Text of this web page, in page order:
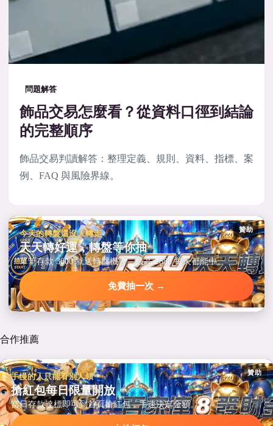
問題解答
飾品交易怎麼看？從資料口徑到結論
的完整順序
飾品交易判讀解答：整理定義、規則、資料、指標、案
例、FAQ 與風險界線。
贊助
今天的轉盤還沒人轉走
天天轉好運，轉盤等你抽
單筆存款 3000 就送轉盤機會，最高 2888 每天都能中。
免費抽一次 →
合作推薦
贊助
手慢的人只能看別人領
搶紅包每日限量開放
當日存款達標即可到首頁搶紅包，手速決定金額。